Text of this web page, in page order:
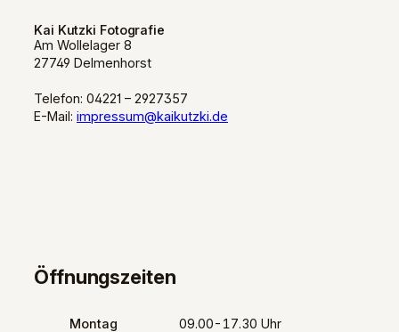
Kai Kutzki Fotografie
Am Wollelager 8
27749 Delmenhorst
Telefon: 04221 – 2927357
E-Mail: impressum@kaikutzki.de
Öffnungszeiten
Montag
09.00-17.30 Uhr